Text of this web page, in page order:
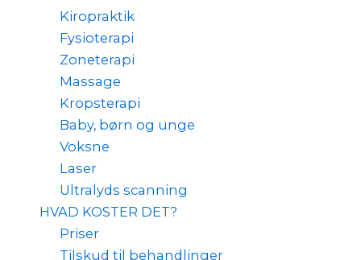
Kiropraktik
Fysioterapi
Zoneterapi
Massage
Kropsterapi
Baby, børn og unge
Voksne
Laser
Ultralyds scanning
HVAD KOSTER DET?
Priser
Tilskud til behandlinger